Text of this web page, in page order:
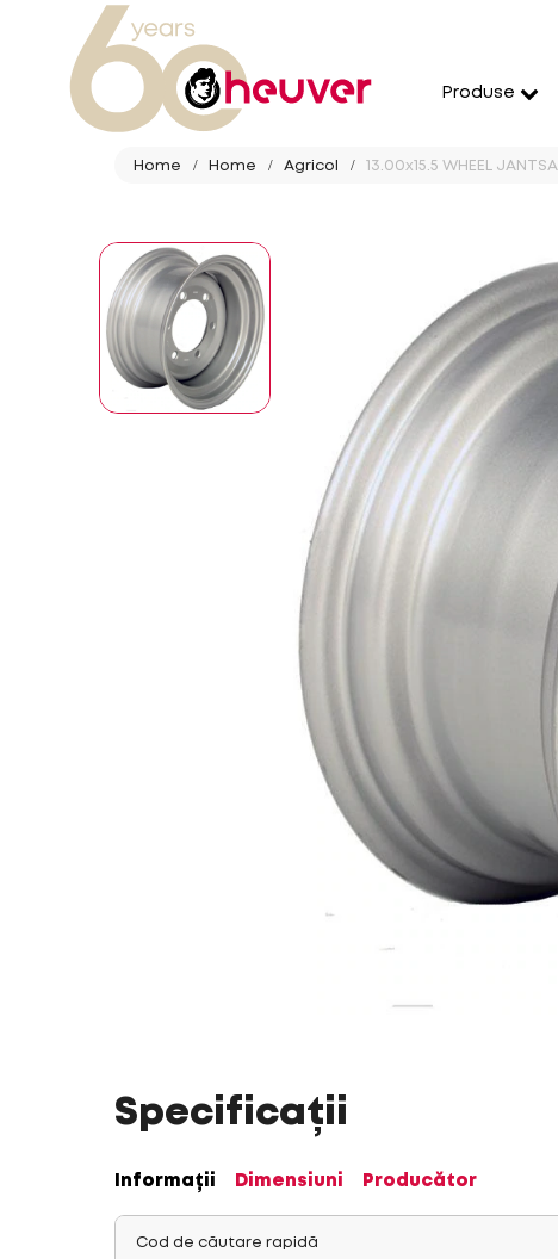
Produse
Home Home Agricol 13.00x15.5 WHEEL
Specificații
Informații Dimensiuni Producător
Cod de căutare rapidă